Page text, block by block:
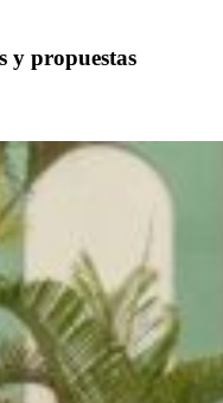
y propuestas